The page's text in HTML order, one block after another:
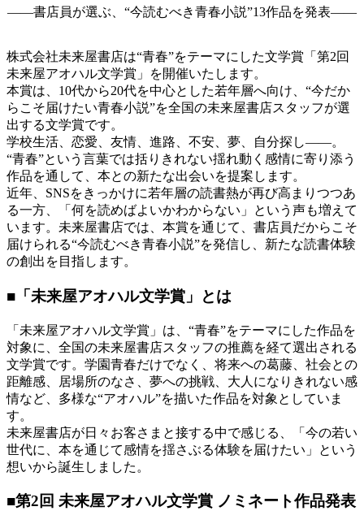
――書店員が選ぶ、“今読むべき青春小説”13作品を発表――
株式会社未来屋書店は“青春”をテーマにした文学賞「第2回
未来屋アオハル文学賞」を開催いたします。
本賞は、10代から20代を中心とした若年層へ向け、“今だか
らこそ届けたい青春小説”を全国の未来屋書店スタッフが選
出する文学賞です。
学校生活、恋愛、友情、進路、不安、夢、自分探し――。
“青春”という言葉では括りきれない揺れ動く感情に寄り添う
作品を通して、本との新たな出会いを提案します。
近年、SNSをきっかけに若年層の読書熱が再び高まりつつあ
る一方、「何を読めばよいかわからない」という声も増えて
います。未来屋書店では、本賞を通じて、書店員だからこそ
届けられる“今読むべき青春小説”を発信し、新たな読書体験
の創出を目指します。
■「未来屋アオハル文学賞」とは
「未来屋アオハル文学賞」は、“青春”をテーマにした作品を
対象に、全国の未来屋書店スタッフの推薦を経て選出される
文学賞です。学園青春だけでなく、将来への葛藤、社会との
距離感、居場所のなさ、夢への挑戦、大人になりきれない感
情など、多様な“アオハル”を描いた作品を対象としていま
す。
未来屋書店が日々お客さまと接する中で感じる、「今の若い
世代に、本を通じて感情を揺さぶる体験を届けたい」という
想いから誕生しました。
■第2回 未来屋アオハル文学賞 ノミネート作品発表